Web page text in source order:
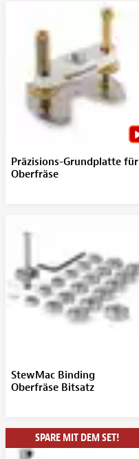
Präzisions-Grundplatte für
Oberfräse
StewMac Binding
Oberfräse Bitsatz
SPARE MIT DEM SET!